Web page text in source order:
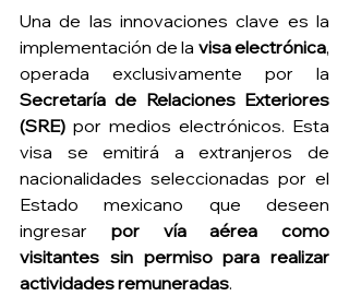
Una de las innovaciones clave es la
implementación de la visa electrónica,
Secretaría de Relaciones Exteriores
(SRE) por medios electrónicos. Esta
visa se emitirá a extranjeros de
nacionalidades seleccionadas por el
Estado mexicano que deseen
ingresar por vía aérea como
visitantes sin permiso para realizar
actividades remuneradas.